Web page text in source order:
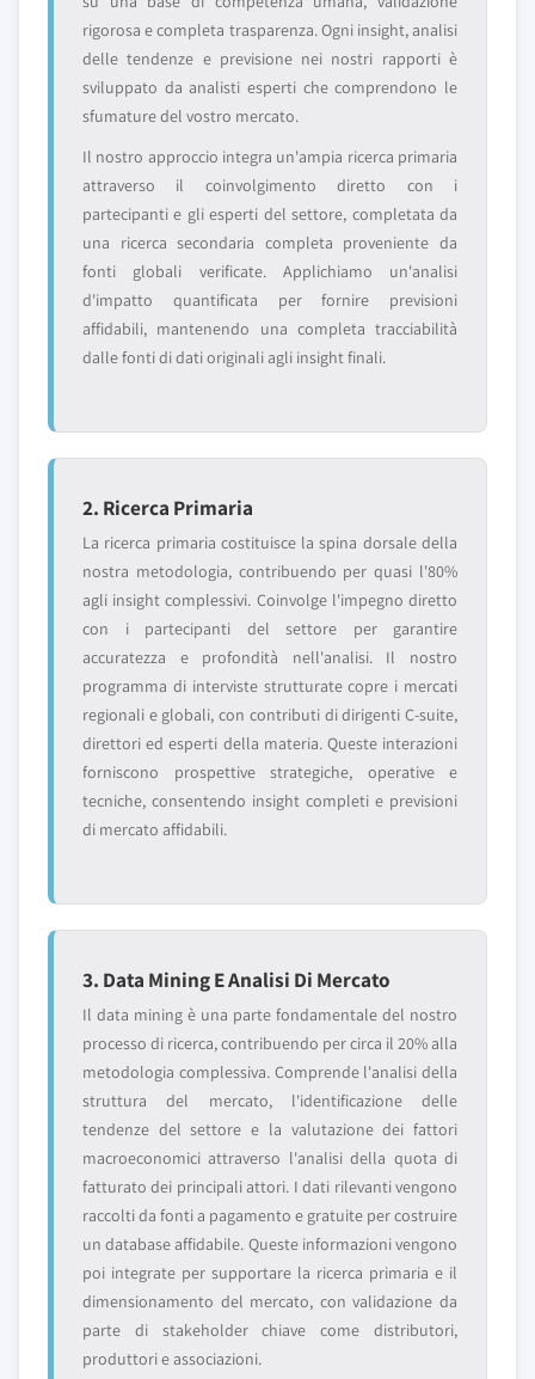
rigorosa e completa trasparenza. Ogni insight, analisi
delle tendenze e previsione nei nostri rapporti è
sviluppato da analisti esperti che comprendono le
sfumature del vostro mercato.
Il nostro approccio integra un'ampia ricerca primaria
attraverso il coinvolgimento diretto con i
partecipanti e gli esperti del settore, completata da
una ricerca secondaria completa proveniente da
fonti globali verificate. Applichiamo un'analisi
d'impatto quantificata per fornire previsioni
affidabili, mantenendo una completa tracciabilità
dalle fonti di dati originali agli insight finali.
2. Ricerca Primaria
La ricerca primaria costituisce la spina dorsale della
nostra metodologia, contribuendo per quasi l'80%
agli insight complessivi. Coinvolge l'impegno diretto
con i partecipanti del settore per garantire
accuratezza e profondità nell'analisi. Il nostro
programma di interviste strutturate copre i mercati
regionali e globali, con contributi di dirigenti C-suite,
direttori ed esperti della materia. Queste interazioni
forniscono prospettive strategiche, operative e
tecniche, consentendo insight completi e previsioni
di mercato affidabili.
3. Data Mining E Analisi Di Mercato
Il data mining è una parte fondamentale del nostro
processo di ricerca, contribuendo per circa il 20% alla
metodologia complessiva. Comprende l'analisi della
struttura del mercato, l'identificazione delle
tendenze del settore e la valutazione dei fattori
macroeconomici attraverso l'analisi della quota di
fatturato dei principali attori. I dati rilevanti vengono
raccolti da fonti a pagamento e gratuite per costruire
un database affidabile. Queste informazioni vengono
poi integrate per supportare la ricerca primaria e il
dimensionamento del mercato, con validazione da
parte di stakeholder chiave come distributori,
produttori e associazioni.